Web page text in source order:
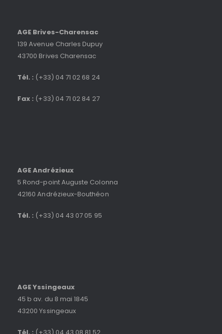
AGE Brives-Charensac
139 Avenue Charles Dupuy
43700 Brives Charensac
Tél. : (+33) 04 71 02 68 24
Fax : (+33) 04 71 02 84 27
AGE Andrézieux
5 Rond-point Auguste Colonna
42160 Andrézieux-Bouthéon
Tél. : (+33) 04 43 07 05 95
AGE Yssingeaux
45 b av. du 8 mai 1845
43200 Yssingeaux